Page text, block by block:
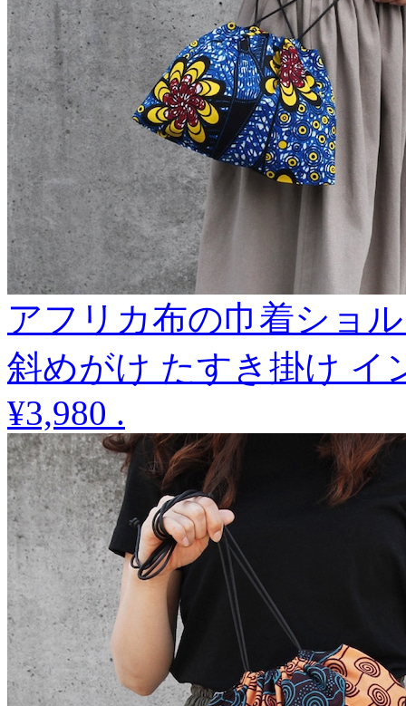
アフリカ布の巾着ショ
斜めがけ たすき掛け イ
¥3,980 .